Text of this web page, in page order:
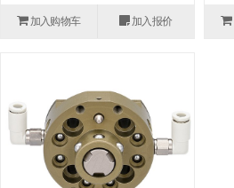
加入购物车 加入报价
光放大器 (4)
AND基板 (4)
电源通信10单元 (4)
吸盘(自由式&十字&蛇纹)
吸盘(附海绵)
吸盘(附EP海绵)
吸盘用配件(EP海绵、静电消除